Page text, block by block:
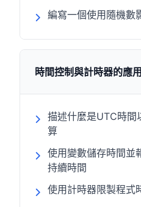
編寫一個使用隨機數
時間控制與計時器的應
描述什麼是UTC時間
算
使用變數儲存時間並
持續時間
使用計時器限製程式